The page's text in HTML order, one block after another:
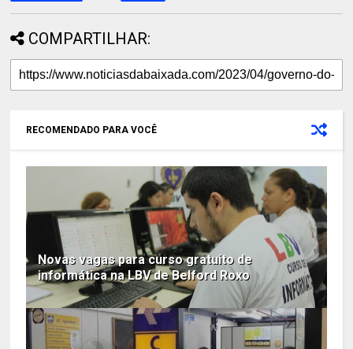
COMPARTILHAR:
RECOMENDADO PARA VOCÊ
Novas vagas para curso gratuito de
informática na LBV de Belford Roxo